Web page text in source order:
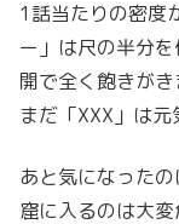
1話当たりの密度
ー」は尺の半分
開で全く飽きが
まだ「XXX」は元
あと気になった
窟に入るのは大